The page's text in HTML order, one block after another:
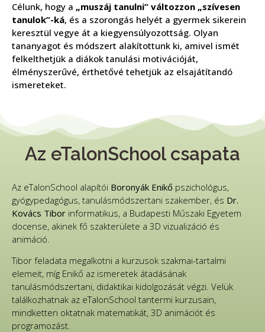
Célunk, hogy a „muszáj tanulni” változzon „szívesen
tanulok”-ká, és a szorongás helyét a gyermek sikerein
keresztül vegye át a kiegyensúlyozottság. Olyan
tananyagot és módszert alakítottunk ki, amivel ismét
felkelthetjük a diákok tanulási motivációját,
élményszerűvé, érthetővé tehetjük az elsajátítandó
ismereteket.
Az eTalonSchool csapata
Az eTalonSchool alapítói Boronyák Enikő pszichológus,
gyógypedagógus, tanulásmódszertani szakember, és Dr.
Kovács Tibor informatikus, a Budapesti Műszaki Egyetem
docense, akinek fő szakterülete a 3D vizualizáció és
animáció.
Tibor feladata megalkotni a kurzusok szakmai-tartalmi
elemeit, míg Enikő az ismeretek átadásának
tanulásmódszertani, didaktikai kidolgozását végzi. Velük
találkozhatnak az eTalonSchool tantermi kurzusain,
mindketten oktatnak matematikát, 3D animációt és
programozást.